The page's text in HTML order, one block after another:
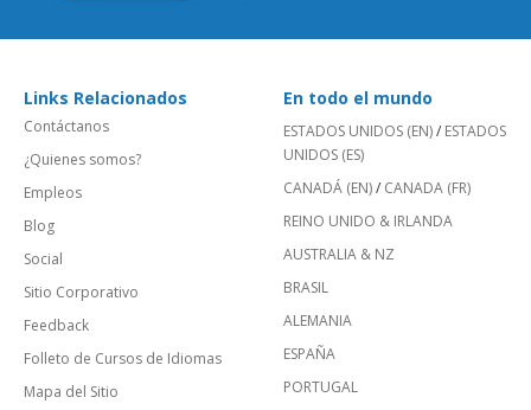
Links Relacionados
Contáctanos
¿Quienes somos?
Empleos
Blog
Social
Sitio Corporativo
Feedback
Folleto de Cursos de Idiomas
Mapa del Sitio
En todo el mundo
ESTADOS UNIDOS (EN)/ ESTADOS
UNIDOS (ES)
CANADÁ (EN)/ CANADA (FR)
REINO UNIDO & IRLANDA
AUSTRALIA & NZ
BRASIL
ALEMANIA
ESPAÑA
PORTUGAL